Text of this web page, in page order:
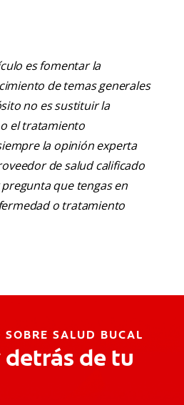
es fomentar la
de temas generales
no es sustituir la
el tratamiento
la opinión experta
de salud calificado
que tengas en
o tratamiento
SALUD BUCAL
detrás de tu